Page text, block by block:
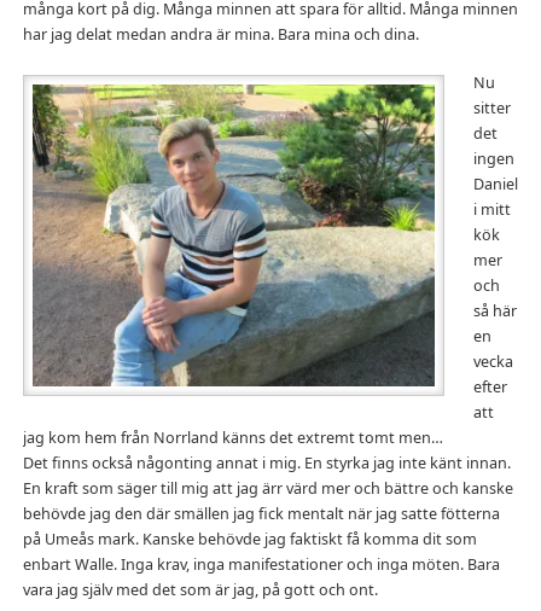
många kort på dig. Många minnen att spara för alltid. Många minnen
har jag delat medan andra är mina. Bara mina och dina.
Nu
sitter
det
ingen
Daniel
i mitt
kök
mer
och
så här
en
vecka
efter
att
jag kom hem från Norrland känns det extremt tomt men…
Det finns också någonting annat i mig. En styrka jag inte känt innan.
En kraft som säger till mig att jag ärr värd mer och bättre och kanske
behövde jag den där smällen jag fick mentalt när jag satte fötterna
på Umeås mark. Kanske behövde jag faktiskt få komma dit som
enbart Walle. Inga krav, inga manifestationer och inga möten. Bara
vara jag själv med det som är jag, på gott och ont.